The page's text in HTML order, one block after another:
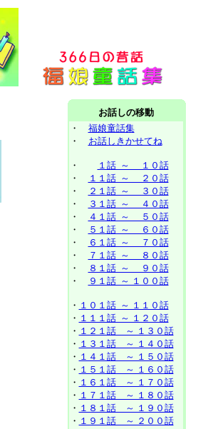
お話しの移動
・ 福娘童話集
・ お話しきかせてね
・
１話 ～ １０話
・
１１話 ～ ２０話
・
２１話 ～ ３０話
・
３１話 ～ ４０話
・
４１話 ～ ５０話
・
５１話 ～ ６０話
・
６１話 ～ ７０話
・
７１話 ～ ８０話
・
８１話 ～ ９０話
・
９１話 ～ １００話
・ １０１話 ～ １１０話
・ １１１話 ～ １２０話
・ １２１話 ～ １３０話
・ １３１話 ～ １４０話
・ １４１話 ～ １５０話
・ １５１話 ～ １６０話
・ １６１話 ～ １７０話
・ １７１話 ～ １８０話
・ １８１話 ～ １９０話
・ １９１話 ～ ２００話